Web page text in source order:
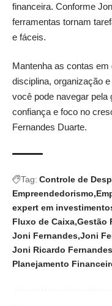
financeira. Conforme
ferramentas tornam
e fáceis.
Mantenha as contas
disciplina, organização
você pode navegar pela
confiança e foco no
Fernandes Duarte.
Tag: Controle de
Empreendedorismo
expert em
Fluxo de Caixa Gestão
Joni Fernandes Joni
Joni Ricardo
Planejamento